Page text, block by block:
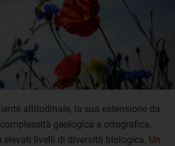
altitudinale, la sua estensione da
geologica e ortografica,
elevati livelli di diversità biologica. Un